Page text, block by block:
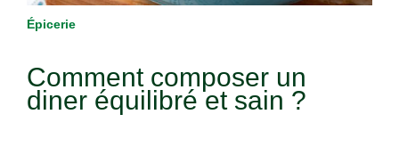
Épicerie
Comment composer un
diner équilibré et sain ?